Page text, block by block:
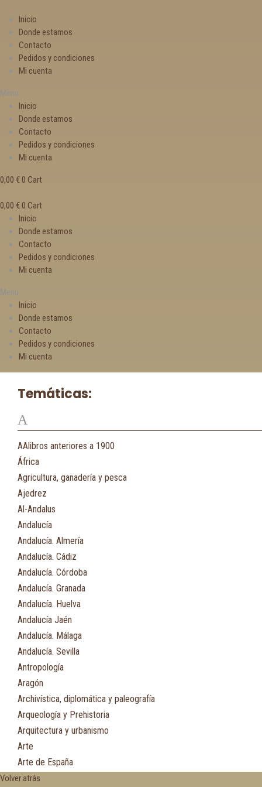
Inicio
Donde estamos
Contacto
Pedidos y condiciones
Mi cuenta
Menu
Inicio
Donde estamos
Contacto
Pedidos y condiciones
Mi cuenta
0,00 € 0 Cart
0,00 € 0 Cart
Inicio
Donde estamos
Contacto
Pedidos y condiciones
Mi cuenta
Menu
Inicio
Donde estamos
Contacto
Pedidos y condiciones
Mi cuenta
Temáticas:
A
AAlibros anteriores a 1900
África
Agricultura, ganadería y pesca
Ajedrez
Al-Andalus
Andalucía
Andalucía. Almería
Andalucía. Cádiz
Andalucía. Córdoba
Andalucía. Granada
Andalucía. Huelva
Andalucía Jaén
Andalucía. Málaga
Andalucía. Sevilla
Antropología
Aragón
Archivística, diplomática y paleografía
Arqueología y Prehistoria
Arquitectura y urbanismo
Arte
Arte de España
Asia
Volver atrás